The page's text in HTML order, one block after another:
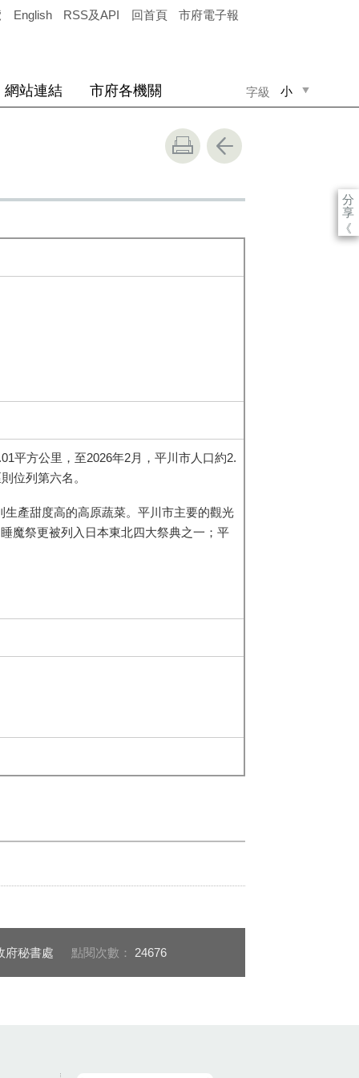
English RSS及API 回首頁 市府電子報
字級 小
網站連結 市府各機關
分
享
《
平方公里，至2026年2月，平川市人口約2.
位列第六名。
產甜度高的高原蔬菜。平川市主要的觀光
魔祭更被列入日本東北四大祭典之一；平
府秘書處 點閱次數： 24676